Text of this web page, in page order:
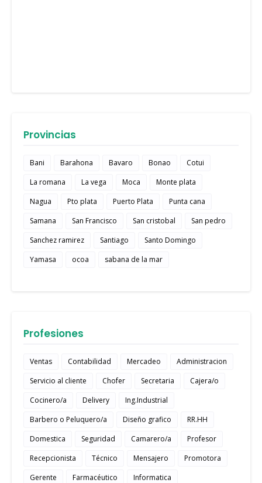
Provincias
Bani Barahona Bavaro Bonao
Cotui
La romana
La vega Moca
Monte plata
Nagua
Pto plata Puerto Plata
Punta cana
Samana
San Francisco San cristobal
San pedro
Sanchez ramirez
Santiago
Santo Domingo
Yamasa
ocoa sabana de la mar
Profesiones
Ventas Contabilidad Mercadeo
Administracion
Servicio al cliente
Chofer Secretaria
Cajera/o
Cocinero/a
Delivery
Ing.Industrial
Barbero o Peluquero/a
Diseño grafico
RR.HH
Domestica
Seguridad Camarero/a
Profesor
Recepcionista
Técnico Mensajero
Promotora
Gerente
Farmacéutico
Informatica